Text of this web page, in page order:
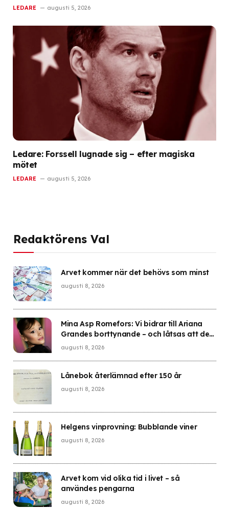
LEDARE augusti 5, 2026
Ledare: Forssell lugnade sig – efter magiska
mötet
LEDARE augusti 5, 2026
Redaktörens Val
Arvet kommer när det behövs som minst
augusti 8, 2026
Mina Asp Romefors: Vi bidrar till Ariana
Grandes borttynande – och låtsas att det
handlar om oro
augusti 8, 2026
Lånebok återlämnad efter 150 år
augusti 8, 2026
Helgens vinprovning: Bubblande viner
augusti 8, 2026
Arvet kom vid olika tid i livet – så
användes pengarna
augusti 8, 2026